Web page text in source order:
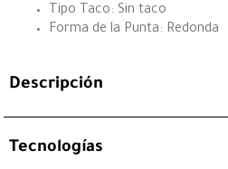
Tipo Taco: Sin taco
Forma de la Punta: Redonda
Descripción
Tecnologías